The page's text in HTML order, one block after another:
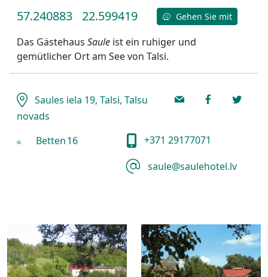
57.240883 22.599419 Gehen Sie mit
Das Gästehaus Saule ist ein ruhiger und
gemütlicher Ort am See von Talsi.
Saules iela 19, Talsi, Talsu
novads
Betten16
+371 29177071
saule@saulehotel.lv